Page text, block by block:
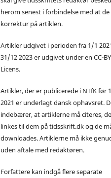
herom senest i forbindelse med at
korrektur på artiklen.
Artikler udgivet i perioden fra 1/1
31/12 2023 er udgivet under en CC-
Licens.
Artikler, der er publicerede i NTfK før
2021 er underlagt dansk ophavsret.
indebærer, at artiklerne må citeres,
linkes til dem på tidsskrift.dk og de
downloades. Artiklerne må ikke
uden aftale med redaktøren.
Forfattere kan indgå flere separate